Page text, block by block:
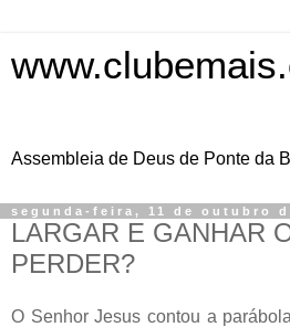
Assembleia de Deus de Ponte da
segunda-feira, 11 de outubro
LARGAR E GANHAR
PERDER?
O Senhor Jesus contou a